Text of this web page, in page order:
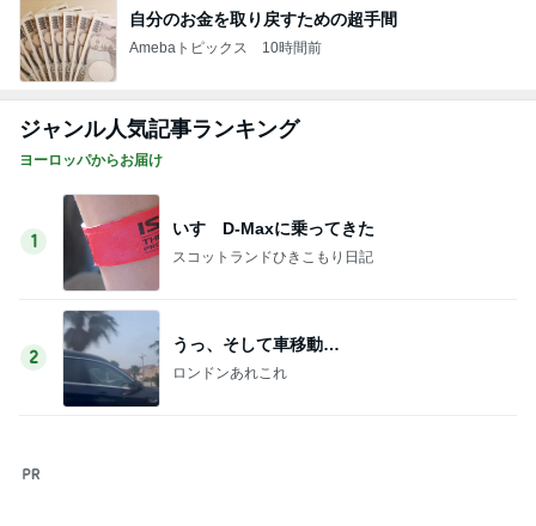
2
ロンドンあれこれ
3
ロンドンあれこれ
4
昭和な雰囲気～♡
ロンドンあれこれ
5
広告
ロンドンあれこれ